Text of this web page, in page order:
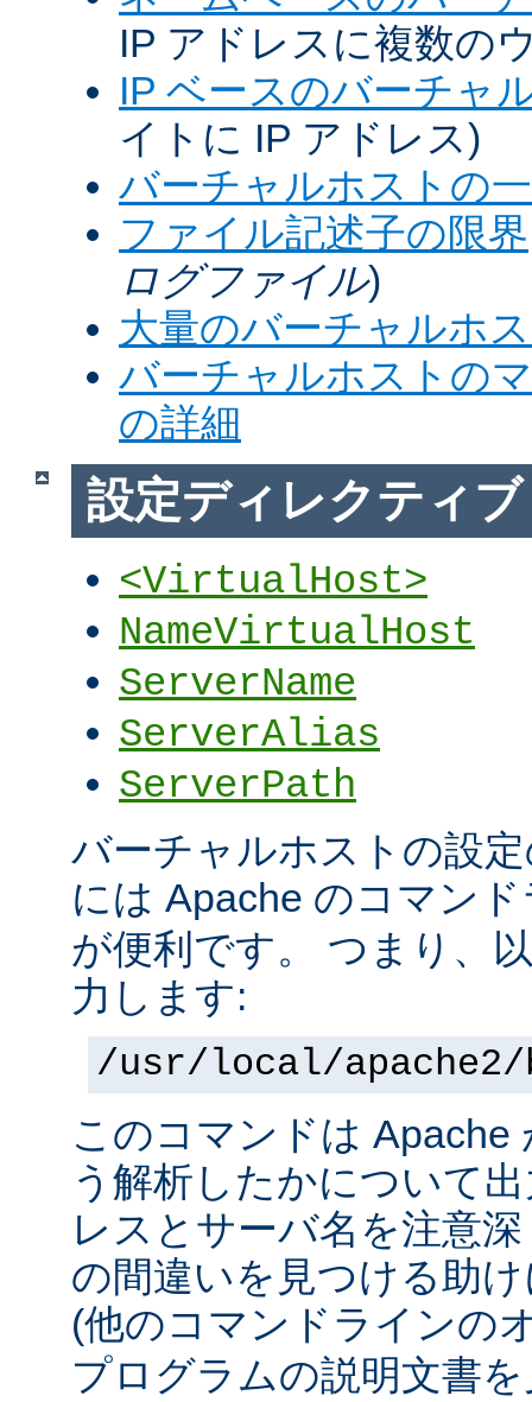
IP アドレスに複数の
IP ベースのバーチャ
イトに IP アドレス)
バーチャルホストの
ファイル記述子の限界
ログファイル)
大量のバーチャルホ
バーチャルホストの
の詳細
設定ディレクティブ
<VirtualHost>
NameVirtualHost
ServerName
ServerAlias
ServerPath
バーチャルホストの設
には Apache のコマン
が便利です。 つまり、
力します:
/usr/local/
このコマンドは Apache
う解析したかについて
レスとサーバ名を注意
の間違いを見つける助
(他のコマンドラインの
プログラムの説明文書